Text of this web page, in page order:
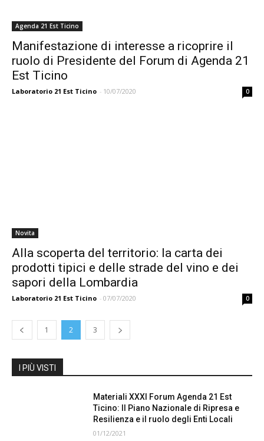
Agenda 21 Est Ticino
Manifestazione di interesse a ricoprire il
ruolo di Presidente del Forum di Agenda 21
Est Ticino
Laboratorio 21 Est Ticino - 10/07/2020 0
Novita
Alla scoperta del territorio: la carta dei
prodotti tipici e delle strade del vino e dei
sapori della Lombardia
Laboratorio 21 Est Ticino - 07/07/2020 0
1 2 3
I PIÙ VISTI
Materiali XXXI Forum Agenda 21 Est
Ticino: Il Piano Nazionale di Ripresa e
Resilienza e il ruolo degli Enti Locali
01/12/2021